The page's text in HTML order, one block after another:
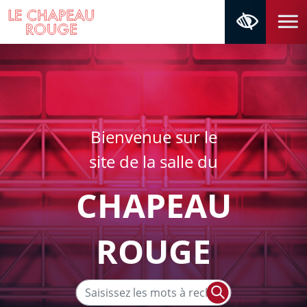
Aller au contenu
Aller au menu
Navigation principale
Bienvenue sur le
site de la salle du
CHAPEAU
ROUGE
Panneau de gestion des cookies